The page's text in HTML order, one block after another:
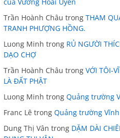
Trần Hoành Châu trong THAM
TRANH PHƯỢNG HỒNG.
Luong Minh trong RỦ NGƯỜI
DẠO CHỢ
Trần Hoành Châu trong VỚI TÔI-
LÀ ĐẤT PHẬT
Luong Minh trong Quảng trường
Franc Lê trong Quảng trường
Dung Thị Vân trong DẶM DÀI